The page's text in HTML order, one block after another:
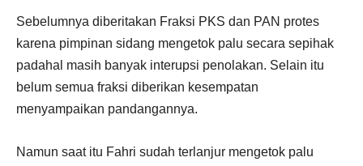
Sebelumnya diberitakan Fraksi PKS dan PAN protes
karena pimpinan sidang mengetok palu secara sepihak
padahal masih banyak interupsi penolakan. Selain itu
belum semua fraksi diberikan kesempatan
menyampaikan pandangannya.
Namun saat itu Fahri sudah terlanjur mengetok palu